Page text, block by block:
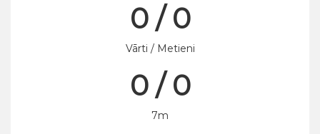
0 / 0
Vārti / Metieni
0 / 0
7m